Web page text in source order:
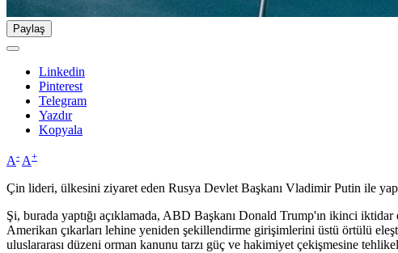
Paylaş
Linkedin
Pinterest
Telegram
Yazdır
Kopyala
A- A+
Çin lideri, ülkesini ziyaret eden Rusya Devlet Başkanı Vladimir Putin ile
Şi, burada yaptığı açıklamada, ABD Başkanı Donald Trump'ın ikinci
Amerikan çıkarları lehine yeniden şekillendirme girişimlerini üstü örtülü
uluslararası düzeni orman kanunu tarzı güç ve hakimiyet çekişmesine